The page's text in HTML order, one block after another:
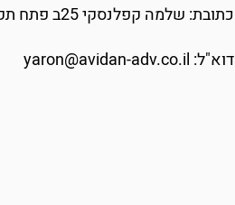
כתובת: שלמה קפלנסקי 25ב פתח תקווה
דוא"ל: yaron@avidan-adv.co.il